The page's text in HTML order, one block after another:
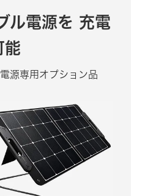
ル電源を 充電
能
源専用オプション品